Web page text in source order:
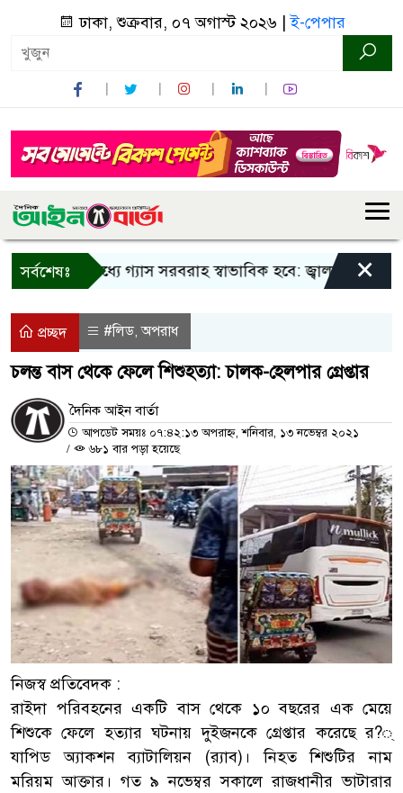
ঢাকা, শুক্রবার, ০৭ অগাস্ট ২০২৬ |ই-পেপার
সর্বশেষঃ
দিনের মধ্যে গ্যাস সরবরাহ স্বাভাবিক হবে: জ্বালানি মন্ত্রী ×
প্রচ্ছদ #লিড,অপরাধ
চলন্ত বাস থেকে ফেলে শিশুহত্যা: চালক-হেলপার গ্রেপ্তার
দৈনিক আইন বার্তা
আপডেট সময়ঃ ০৭:৪২:১৩ অপরাহ্ন, শনিবার, ১৩ নভেম্বর ২০২১
/
৬৮১ বার পড়া হয়েছে
নিজস্ব প্রতিবেদক :
রাইদা পরিবহনের একটি বাস থেকে ১০ বছরের এক মেয়ে
শিশুকে ফেলে হত্যার ঘটনায় দুইজনকে গ্রেপ্তার করেছে র?্
যাপিড অ্যাকশন ব্যাটালিয়ন (র‌্যাব)। নিহত শিশুটির নাম
মরিয়ম আক্তার। গত ৯ নভেম্বর সকালে রাজধানীর ভাটারার